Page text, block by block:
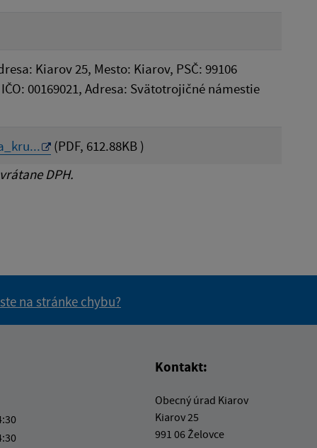
Kiarov 25, Mesto: Kiarov, PSČ: 99106
00169021, Adresa: Svätotrojičné námestie
(PDF, 612.88KB )
DPH.
na stránke chybu?
Kontakt:
Obecný úrad Kiarov
Kiarov 25
991 06 Želovce